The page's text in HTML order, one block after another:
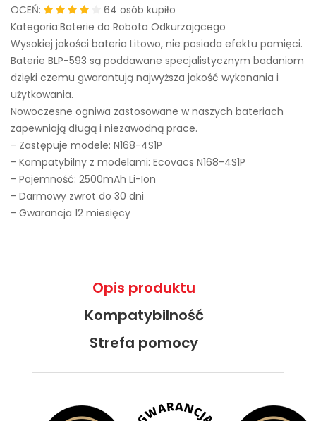
OCEŃ:
64 osób kupiło
Kategoria:Baterie do Robota Odkurzającego
Wysokiej jakości bateria Litowo, nie posiada efektu pamięci.
Baterie BLP-593 są poddawane specjalistycznym badaniom
dzięki czemu gwarantują najwyższa jakość wykonania i
użytkowania.
Nowoczesne ogniwa zastosowane w naszych bateriach
zapewniają długą i niezawodną prace.
- Zastępuje modele: N168-4S1P
- Kompatybilny z modelami: Ecovacs N168-4S1P
- Pojemność: 2500mAh Li-Ion
- Darmowy zwrot do 30 dni
- Gwarancja 12 miesięcy
Opis produktu
Kompatybilność
Strefa pomocy